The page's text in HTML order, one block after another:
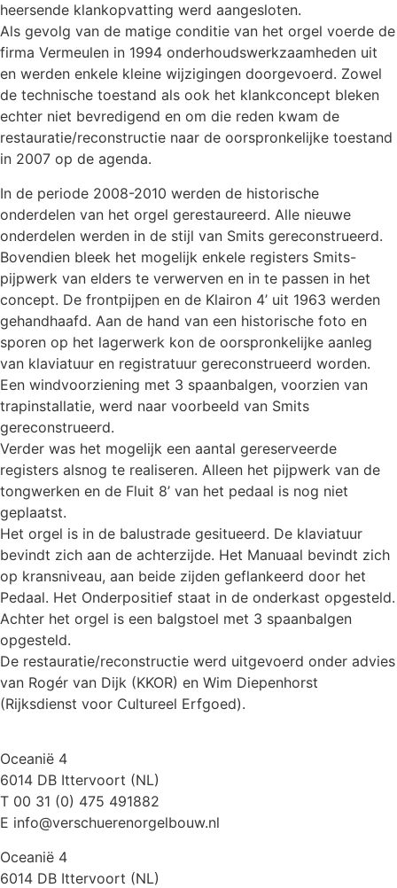
heersende klankopvatting werd aangesloten.
Als gevolg van de matige conditie van het orgel voerde de
firma Vermeulen in 1994 onderhoudswerkzaamheden uit
en werden enkele kleine wijzigingen doorgevoerd. Zowel
de technische toestand als ook het klankconcept bleken
echter niet bevredigend en om die reden kwam de
restauratie/reconstructie naar de oorspronkelijke toestand
in 2007 op de agenda.
In de periode 2008-2010 werden de historische
onderdelen van het orgel gerestaureerd. Alle nieuwe
onderdelen werden in de stijl van Smits gereconstrueerd.
Bovendien bleek het mogelijk enkele registers Smits-
pijpwerk van elders te verwerven en in te passen in het
concept. De frontpijpen en de Klairon 4’ uit 1963 werden
gehandhaafd. Aan de hand van een historische foto en
sporen op het lagerwerk kon de oorspronkelijke aanleg
van klaviatuur en registratuur gereconstrueerd worden.
Een windvoorziening met 3 spaanbalgen, voorzien van
trapinstallatie, werd naar voorbeeld van Smits
gereconstrueerd.
Verder was het mogelijk een aantal gereserveerde
registers alsnog te realiseren. Alleen het pijpwerk van de
tongwerken en de Fluit 8’ van het pedaal is nog niet
geplaatst.
Het orgel is in de balustrade gesitueerd. De klaviatuur
bevindt zich aan de achterzijde. Het Manuaal bevindt zich
op kransniveau, aan beide zijden geflankeerd door het
Pedaal. Het Onderpositief staat in de onderkast opgesteld.
Achter het orgel is een balgstoel met 3 spaanbalgen
opgesteld.
De restauratie/reconstructie werd uitgevoerd onder advies
van Rogér van Dijk (KKOR) en Wim Diepenhorst
(Rijksdienst voor Cultureel Erfgoed).
Oceanië 4
6014 DB Ittervoort (NL)
T 00 31 (0) 475 491882
E info@verschuerenorgelbouw.nl
Oceanië 4
6014 DB Ittervoort (NL)